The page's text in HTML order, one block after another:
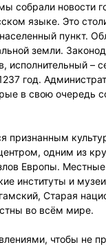
собрали новости
языке. Это
пункт.
земли.
исполнительный –
год.
в свою очередь
признанным
одним из
Европы.
институты и
Старая
во всём мире.
чтобы не